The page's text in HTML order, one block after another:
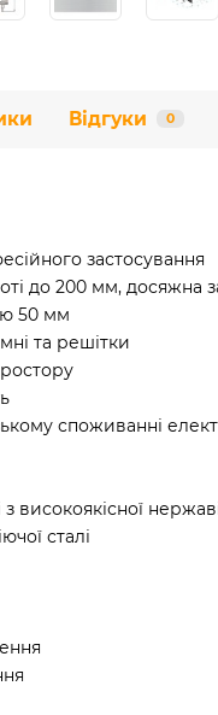
Відгуки 0
застосування
до 200 мм, досяжна
50 мм
та решітки
споживанні
високоякісної
сталі